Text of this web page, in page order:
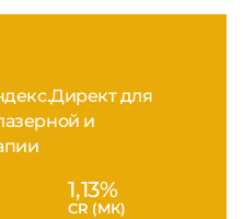
для
и
1,13%
CR (МК)